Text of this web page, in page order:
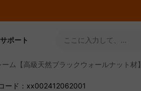
サポート
ここに入力して、
ム【高級天然ブラックウォールナット材】
ード：xx002412062001